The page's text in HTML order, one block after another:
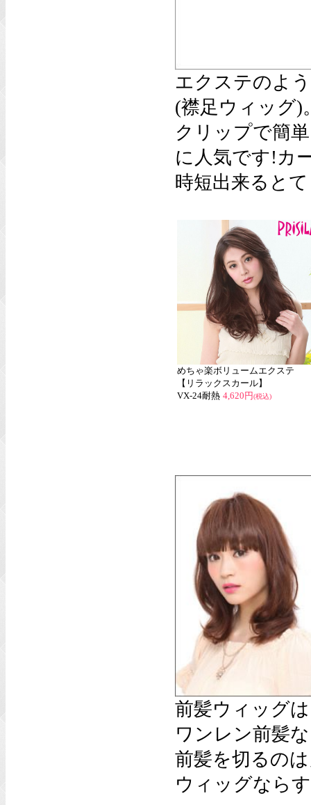
エクステのよ
(襟足ウィッグ)
クリップで簡
に人気です!カ
時短出来ると
めちゃ楽ボリュームエクステ
【リラックスカール】
VX-24耐熱 4,620円(税込)
前髪ウィッグ
ワンレン前髪
前髪を切るの
ウィッグなら